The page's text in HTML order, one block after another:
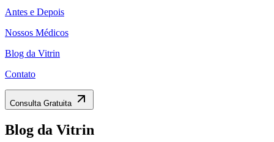
Antes e Depois
Nossos Médicos
Blog da Vitrin
Contato
Consulta Gratuita
Blog da Vitrin